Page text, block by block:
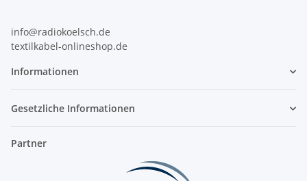
info@radiokoelsch.de
textilkabel-onlineshop.de
Informationen
Gesetzliche Informationen
Partner